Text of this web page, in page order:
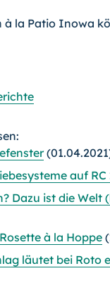
à la Patio Inowa
auf RC
Dazu ist die Welt
à la Hoppe
läutet bei Roto